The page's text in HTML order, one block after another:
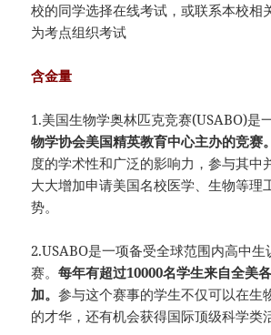
校的同学选择在线考试，或联系本校相
为考点组织考试
含金量
1.美国生物学奥林匹克竞赛(USABO)是
物学协会美国精英教育中心主办的竞赛
度的学术性和广泛的影响力，参与其中
大大增加申请美国名校医学、生物等理
势。
2.USABO是一项备受全球范围内高中
赛。每年有超过10000名学生来自全美
加。参与这个赛事的学生不仅可以在生
的才华，还有机会获得国际顶级科学类